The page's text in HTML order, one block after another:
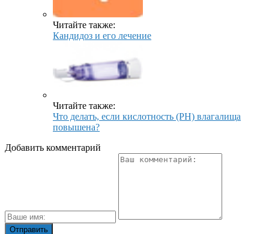
Читайте также:
Кандидоз и его лечение
Читайте также:
Что делать, если кислотность (PH) влагалища
повышена?
Добавить комментарий